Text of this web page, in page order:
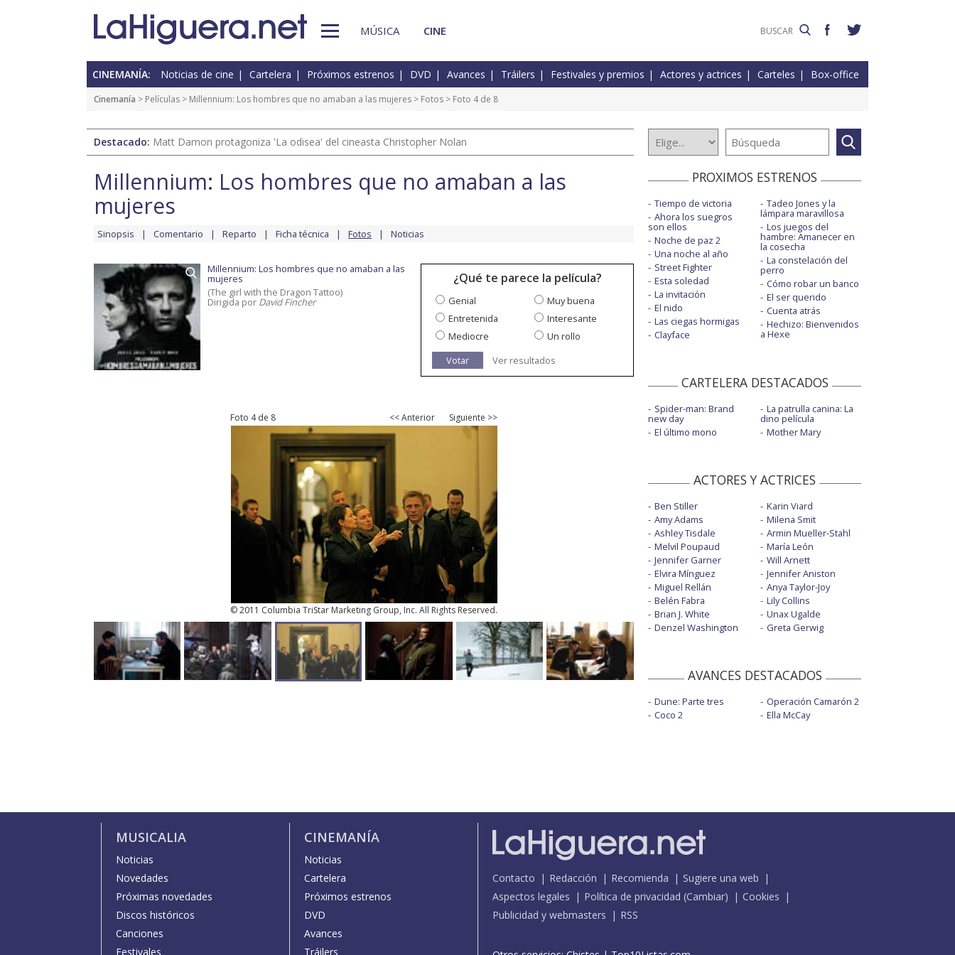
MÚSICA CINE
CINEMANÍA: Noticias de cine Cartelera Próximos estrenos DVD Avances Tráilers Festivales y premios Actores y actrices Carteles Box-office
Cinemanía > Películas > Millennium: Los hombres que no amaban a las mujeres > Fotos > Foto 4 de 8
Destacado: Matt Damon protagoniza 'La odisea' del cineasta Christopher Nolan
Millennium: Los hombres que no amaban a las
mujeres
Sinopsis Comentario Reparto Ficha técnica Fotos Noticias
Millennium: Los hombres que no amaban a las
mujeres
(The girl with the Dragon Tattoo)
Dirigida por David Fincher
¿Qué te parece la película?
Genial
Muy buena
Entretenida
Interesante
Mediocre
Un rollo
Votar
Ver resultados
Foto 4 de 8 << Anterior Siguiente >>
© 2011 Columbia TriStar Marketing Group, Inc. All Rights Reserved.
PROXIMOS ESTRENOS
Tiempo de victoria
Ahora los suegros
son ellos
Noche de paz 2
Una noche al año
Street Fighter
Esta soledad
La invitación
El nido
Las ciegas hormigas
Clayface
Tadeo Jones y la
lámpara maravillosa
Los juegos del
hambre: Amanecer en
la cosecha
La constelación del
perro
Cómo robar un banco
El ser querido
Cuenta atrás
Hechizo: Bienvenidos
a Hexe
CARTELERA DESTACADOS
Spider-man: Brand
new day
El último mono
La patrulla canina: La
dino película
Mother Mary
ACTORES Y ACTRICES
Ben Stiller
Amy Adams
Ashley Tisdale
Melvil Poupaud
Jennifer Garner
Elvira Mínguez
Miguel Rellán
Belén Fabra
Brian J. White
Denzel Washington
Karin Viard
Milena Smit
Armin Mueller-Stahl
María León
Will Arnett
Jennifer Aniston
Anya Taylor-Joy
Lily Collins
Unax Ugalde
Greta Gerwig
AVANCES DESTACADOS
Dune: Parte tres
Coco 2
Operación Camarón 2
Ella McCay
MUSICALIA
Noticias
Novedades
Próximas novedades
Discos históricos
Canciones
Festivales
CINEMANÍA
Noticias
Cartelera
Próximos estrenos
DVD
Avances
Tráilers
Contacto Redacción Recomienda
Sugiere una web
Aspectos legales
Política de privacidad (Cambiar)
Cookies
Publicidad y webmasters
RSS